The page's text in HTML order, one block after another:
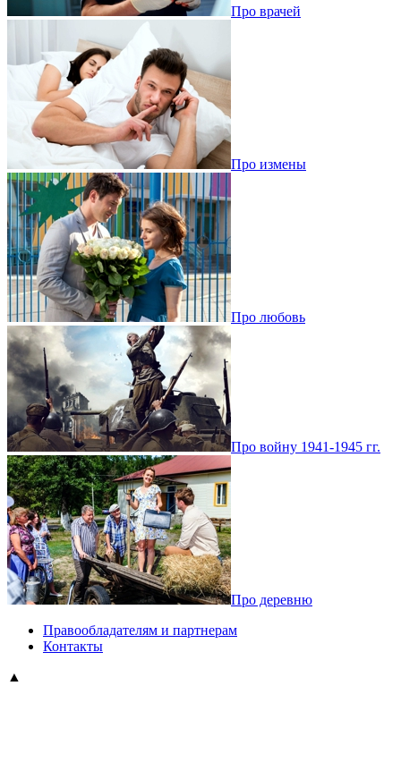
Про врачей
Про измены
Про любовь
Про войну 1941-1945 гг.
Про деревню
Правообладателям и партнерам
Контакты
▲